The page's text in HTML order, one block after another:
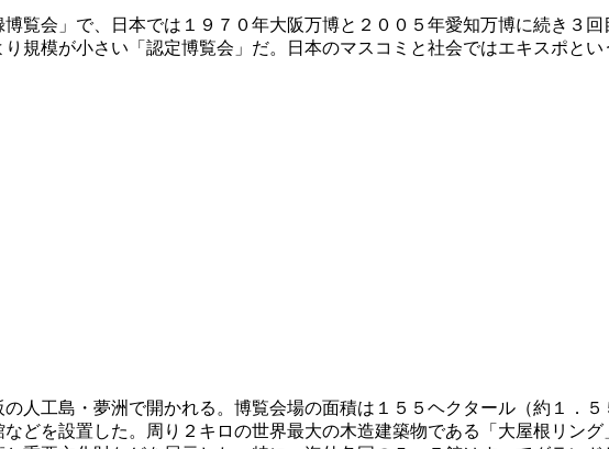
覧会」で、日本では１９７０年大阪万博と２００５年愛知万博に続き３
規模が小さい「認定博覧会」だ。日本のマスコミと社会ではエキスポと
人工島・夢洲で開かれる。博覧会場の面積は１５５ヘクタール（約１．
どを設置した。周り２キロの世界最大の木造建築物である「大屋根リン